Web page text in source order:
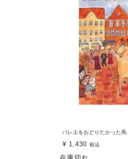
バレエをおどりたかった馬
¥ 1,430 税込